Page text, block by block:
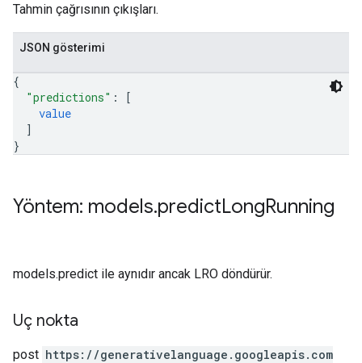
Tahmin çağrısının çıkışları.
JSON gösterimi
{
"predictions" :
[
value
]
}
Yöntem: models.predictLongRunning
models.predict ile aynıdır ancak LRO döndürür.
Uç nokta
post https: / /generativelanguage.googleapis.com